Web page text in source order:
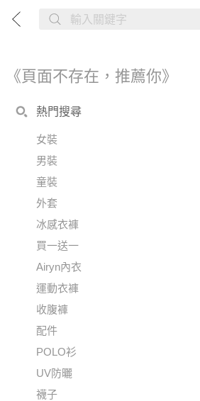
《頁面不存在，推薦你》
熱門搜尋
女裝
男裝
童裝
外套
冰感衣褲
買一送一
Airyn內衣
運動衣褲
收腹褲
配件
POLO衫
UV防曬
襪子